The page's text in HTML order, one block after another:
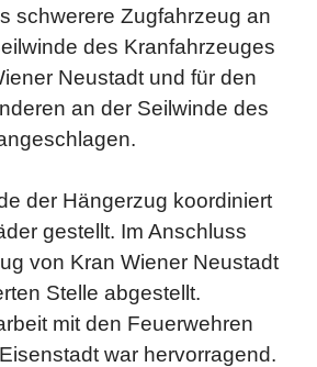
schwerere Zugfahrzeug an
des Kranfahrzeuges
Neustadt und für den
an der Seilwinde des
der Hängerzug koordiniert
gestellt. Im Anschluss
von Kran Wiener Neustadt
Stelle abgestellt.
mit den Feuerwehren
war hervorragend.